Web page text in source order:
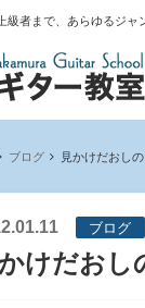
級者まで、あらゆるジ
ブログ 見かけだおし
ブログ
けだおし